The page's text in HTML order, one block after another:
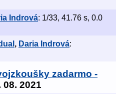
Indrová: 1/33, 41.76 s, 0.0
, Daria Indrová:
zadarmo -
08. 2021